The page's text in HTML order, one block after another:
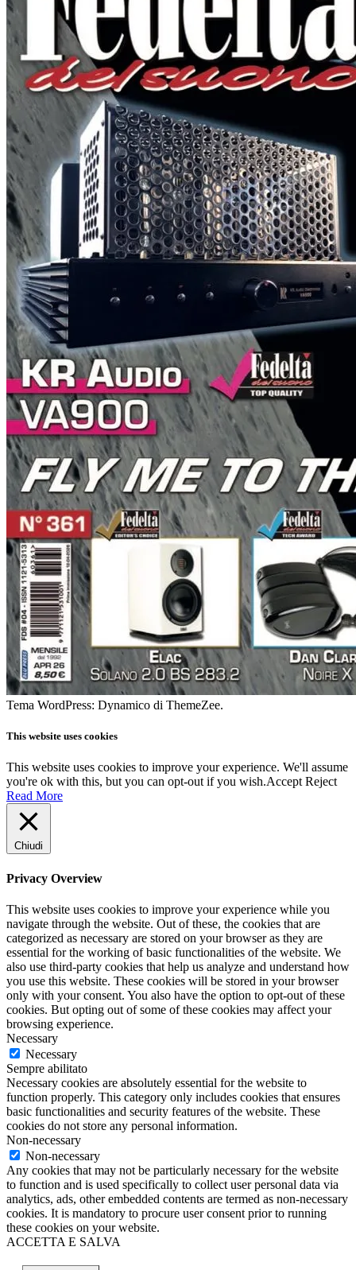
Tema WordPress: Dynamico di ThemeZee.
This website uses cookies
This website uses cookies to improve your experience. We'll assume
you're ok with this, but you can opt-out if you wish.Accept Reject
Read More
Chiudi
Privacy Overview
This website uses cookies to improve your experience while you
navigate through the website. Out of these, the cookies that are
categorized as necessary are stored on your browser as they are
essential for the working of basic functionalities of the website. We
also use third-party cookies that help us analyze and understand how
you use this website. These cookies will be stored in your browser
only with your consent. You also have the option to opt-out of these
cookies. But opting out of some of these cookies may affect your
browsing experience.
Necessary
Necessary
Sempre abilitato
Necessary cookies are absolutely essential for the website to
function properly. This category only includes cookies that ensures
basic functionalities and security features of the website. These
cookies do not store any personal information.
Non-necessary
Non-necessary
Any cookies that may not be particularly necessary for the website
to function and is used specifically to collect user personal data via
analytics, ads, other embedded contents are termed as non-necessary
cookies. It is mandatory to procure user consent prior to running
these cookies on your website.
ACCETTA E SALVA